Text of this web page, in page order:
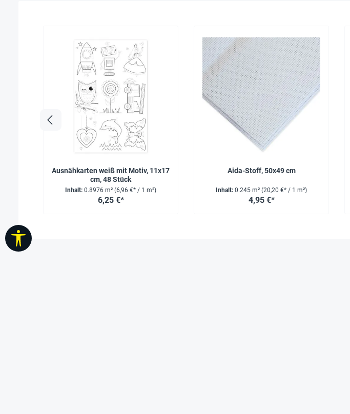
Ausnähkarten weiß mit Motiv, 11x17
cm, 48 Stück
Inhalt: 0.8976 m² (6,96 €* / 1 m²)
6,25 €*
Aida-Stoff, 50x49 cm
Inhalt: 0.245 m² (20,20 €* / 1 m²)
4,95 €*
Werkzeugleiste anzeigen